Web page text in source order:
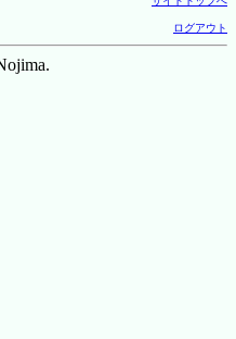
ログアウト